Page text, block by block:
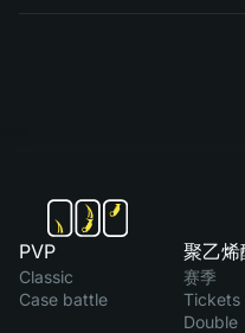
PVP
Classic
Case battle
聚乙烯
赛季
Tickets
Double